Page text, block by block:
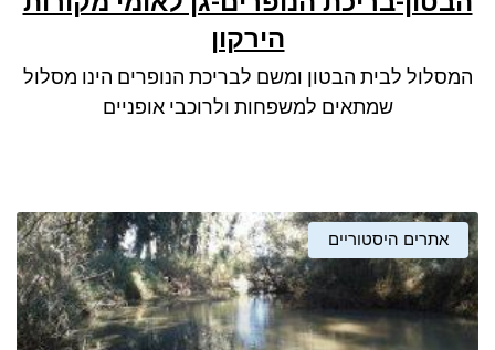
brightness_low ניגודיות כהה
לאפס את כל האפשרויות
הירקון
המסלול לבית הבטון ומשם לבריכת הנופרים הינו מסלול
שמתאים למשפחות ולרוכבי אופניים
אתרים היסטוריים